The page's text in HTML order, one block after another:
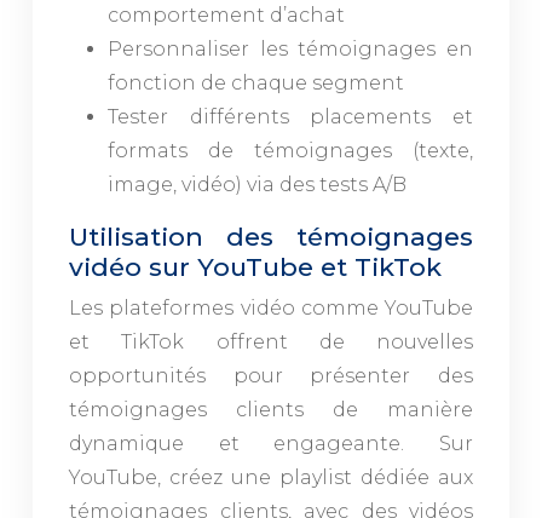
comportement d’achat
Personnaliser les témoignages en
fonction de chaque segment
Tester différents placements et
formats de témoignages (texte,
image, vidéo) via des tests A/B
Utilisation des témoignages
vidéo sur YouTube et TikTok
Les plateformes vidéo comme YouTube
et TikTok offrent de nouvelles
opportunités pour présenter des
témoignages clients de manière
dynamique et engageante. Sur
YouTube, créez une playlist dédiée aux
témoignages clients, avec des vidéos